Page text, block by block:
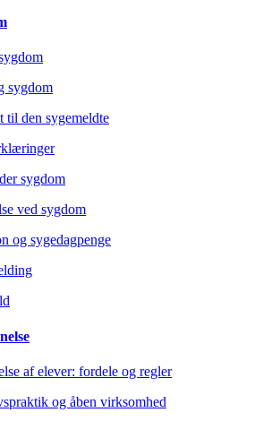
sygdom
til den sygemeldte
sygdom
ved sygdom
og sygedagpenge
af elever: fordele og regler
og åben virksomhed